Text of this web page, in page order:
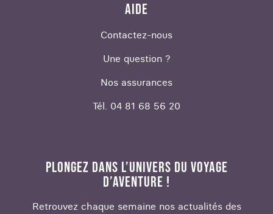
AIDE
Contactez-nous
Une question ?
Nos assurances
Tél. 04 81 68 56 20
PLONGEZ DANS L’UNIVERS DU VOYAGE
D’AVENTURE !
Retrouvez chaque semaine nos actualités des